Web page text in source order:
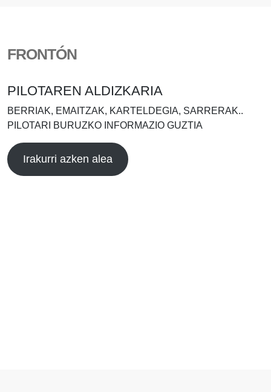
FRONTÓN
PILOTAREN ALDIZKARIA
BERRIAK, EMAITZAK, KARTELDEGIA, SARRERAK..
PILOTARI BURUZKO INFORMAZIO GUZTIA
Irakurri azken alea